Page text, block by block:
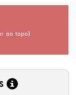
ao topo)